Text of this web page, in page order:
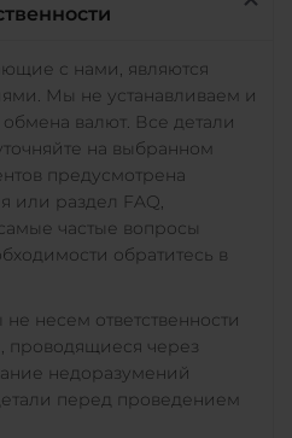
с нами, являются
Мы не устанавливаем и
валют. Все детали
на выбранном
предусмотрена
или раздел FAQ,
частые вопросы
обратитесь в
несем ответственности
проводящиеся через
недоразумений
перед проведением